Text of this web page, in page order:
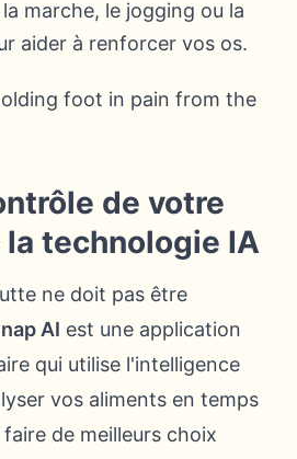
marche, le jogging ou la
aider à renforcer vos os.
foot in pain from the
de votre
technologie IA
ne doit pas être
AI est une application
qui utilise l'intelligence
vos aliments en temps
de meilleurs choix